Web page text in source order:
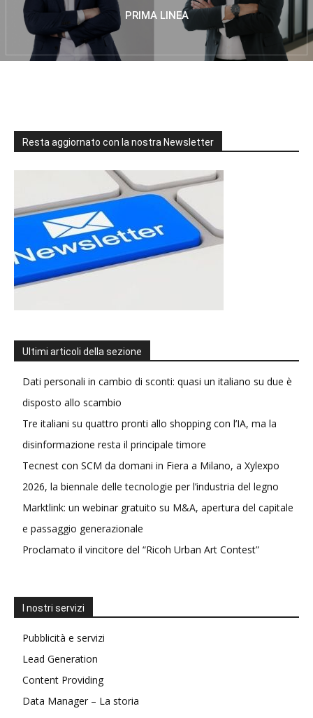
PRIMA LINEA
Resta aggiornato con la nostra Newsletter
Ultimi articoli della sezione
Dati personali in cambio di sconti: quasi un italiano su due è
disposto allo scambio
Tre italiani su quattro pronti allo shopping con l’IA, ma la
disinformazione resta il principale timore
Tecnest con SCM da domani in Fiera a Milano, a Xylexpo
2026, la biennale delle tecnologie per l’industria del legno
Marktlink: un webinar gratuito su M&A, apertura del capitale
e passaggio generazionale
Proclamato il vincitore del “Ricoh Urban Art Contest”
I nostri servizi
Pubblicità e servizi
Lead Generation
Content Providing
Data Manager – La storia